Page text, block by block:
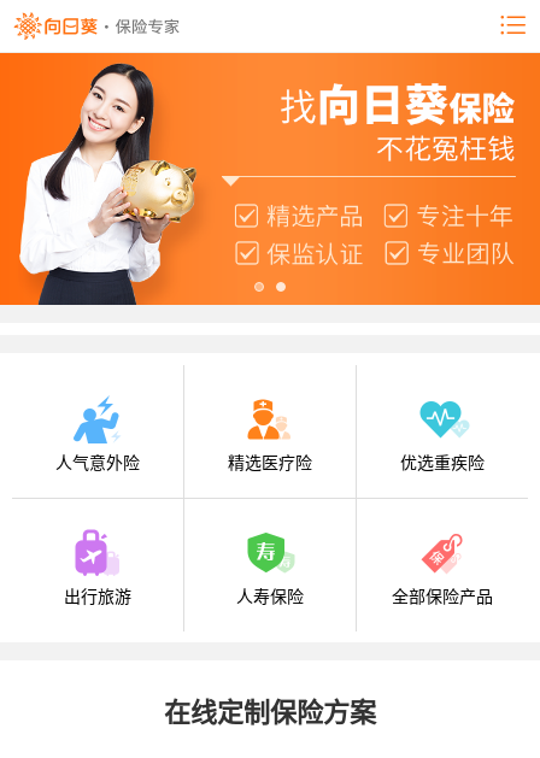
人气意外险 精选医疗险 优选重疾险
出行旅游 人寿保险 全部保险产品
在线定制保险方案